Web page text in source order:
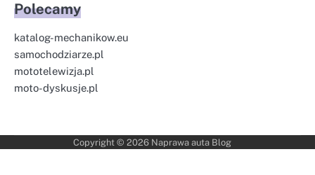
Polecamy
katalog-mechanikow.eu
samochodziarze.pl
mototelewizja.pl
moto-dyskusje.pl
Copyright © 2026 Naprawa auta Blog